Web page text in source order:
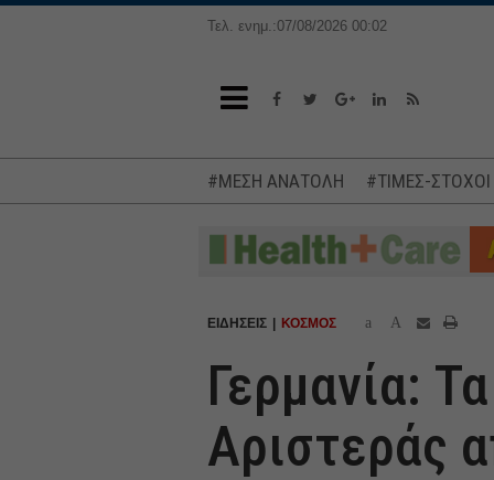
Τελ. ενημ.:07/08/2026 00:02
#ΜΕΣΗ ΑΝΑΤΟΛΗ #ΤΙΜΕΣ-
ΕΙΔΗΣΕΙΣ ΚΟΣΜΟΣ a A
Γερμανία:
Αριστεράς